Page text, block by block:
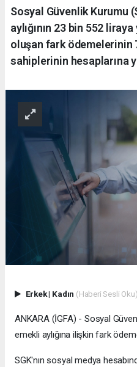
Sosyal Güvenlik Kurumu
aylığının 23 bin 552
oluşan fark ödemelerinin
sahiplerinin hesaplarına
Erkek| Kadın (Haberi Sesli Oku)
ANKARA (İGFA) - Sosyal
emekli aylığına ilişkin fark
SGK'nın sosyal medya